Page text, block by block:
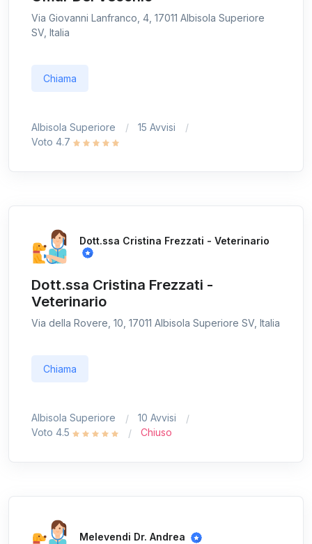
Via Giovanni Lanfranco, 4, 17011 Albisola Superiore
SV, Italia
Chiama
Albisola Superiore
15 Avvisi
Voto 4.7
Dott.ssa Cristina Frezzati - Veterinario
Dott.ssa Cristina Frezzati -
Veterinario
Via della Rovere, 10, 17011 Albisola Superiore SV, Italia
Chiama
Albisola Superiore
10 Avvisi
Voto 4.5
Chiuso
Melevendi Dr. Andrea